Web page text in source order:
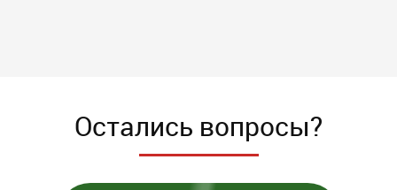
Остались вопросы?